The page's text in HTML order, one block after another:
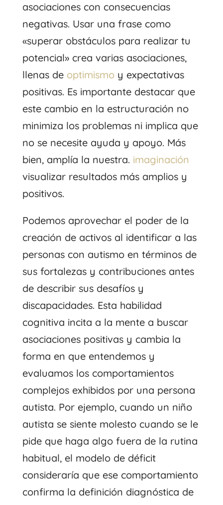
asociaciones con consecuencias
negativas. Usar una frase como
«superar obstáculos para realizar tu
potencial» crea varias asociaciones,
llenas de optimismoy expectativas
positivas. Es importante destacar que
este cambio en la estructuración no
minimiza los problemas ni implica que
no se necesite ayuda y apoyo. Más
bien, amplía la nuestra. imaginación
visualizar resultados más amplios y
positivos.
Podemos aprovechar el poder de la
creación de activos al identificar a las
personas con autismo en términos de
sus fortalezas y contribuciones antes
de describir sus desafíos y
discapacidades. Esta habilidad
cognitiva incita a la mente a buscar
asociaciones positivas y cambia la
forma en que entendemos y
evaluamos los comportamientos
complejos exhibidos por una persona
autista. Por ejemplo, cuando un niño
autista se siente molesto cuando se le
pide que haga algo fuera de la rutina
habitual, el modelo de déficit
consideraría que ese comportamiento
confirma la definición diagnóstica de